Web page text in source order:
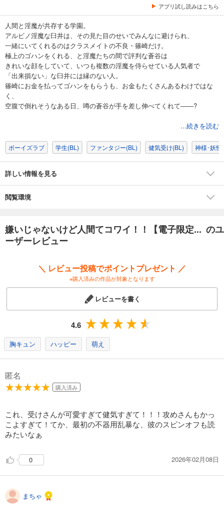
アプリ試し読みはこちら
人間と淫魔が共存する学園。
アルビノ淫魔な臼井は、その見た目のせいでみんなに避けられ、
一緒にいてくれるのはクラスメイトの不良・篠崎だけ。
極上のゴハンをくれる、と淫魔たちの間で評判な蒼谷は
きれいな顔をしていて、いつも複数の淫魔を侍らせている人気者で
「出来損ない」な臼井には縁のない人。
篠崎にお金を払ってゴハンをもらうも、お金もたくさんあるわけではな
く、
空腹で倒れそうなある日、噂の蒼谷が手を差し伸べてくれて――?
“サッカー部の場合”
＆
“電脳部の場合”
寡黙(!?)な隠れヤンヘラ×精液ブリーダーの淫魔部長
【電子限定で描き下ろしの４ページ漫画が収録されています。】
...続きを読む
ボーイズラブ 学生(BL) ファンタジー(BL) 健気受け(BL) 神様･妖怪
詳しい情報を見る
閲覧環境
嫌いじゃないけど人間てコワイ！！【電子限定... のユ
ーザーレビュー
＼ レビュー投稿でポイントプレゼント ／
※購入済みの作品が対象となります
レビューを書く
4.6
胸キュン ハッピー 萌え
匿名
購入済み
これ、受けさんが可愛すぎて健気すぎて！！！攻めさんもかっ
こよすぎて！てか、最初の不器用乱暴な、彼のスピンオフも読
みたいなぁ
0 2026年02月08日
まちゃ